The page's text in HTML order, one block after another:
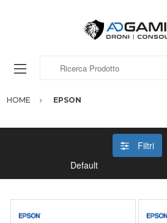
HOME EPSON
Filtri